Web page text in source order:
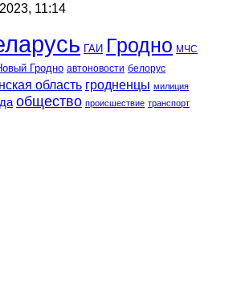
11:14
ГАИ Гродно МЧС
Гродно автоновости белорус
область гродненцы милиция
общество происшествие транспорт